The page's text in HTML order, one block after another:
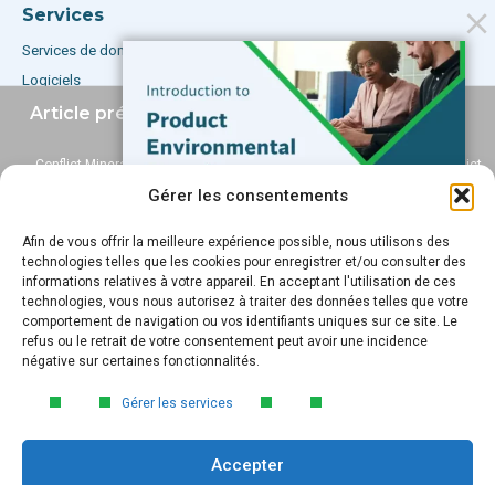
Gérer les consentements
Afin de vous offrir la meilleure expérience possible, nous utilisons des
technologies telles que les cookies pour enregistrer et/ou consulter des
informations relatives à votre appareil. En acceptant l'utilisation de ces
technologies, vous nous autorisez à traiter des données telles que votre
comportement de navigation ou vos identifiants uniques sur ce site. Le
refus ou le retrait de votre consentement peut avoir une incidence
négative sur certaines fonctionnalités.
Gérer les services
Accepter
Services
Services de données
Logiciels
Ressources
Abonnez-vous à notre blog
Email*
Submit
GUIDE GRATUIT
Introduction à la
conformité
environnementale des
produits
Découvrez les principes fondamentaux
produits, notamment le processus en
quatre étapes que tout fabricant doit
Article précédent
Conflict Minerals Law
Article suivant
Details On Canada’s Conflict
Minerals Act Defeat